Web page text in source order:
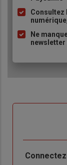
puceConsultez
Ne
newsletter
Body